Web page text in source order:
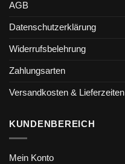
AGB
Datenschutzerklärung
Widerrufsbelehrung
Zahlungsarten
Versandkosten & Lieferzeiten
KUNDENBEREICH
Mein Konto